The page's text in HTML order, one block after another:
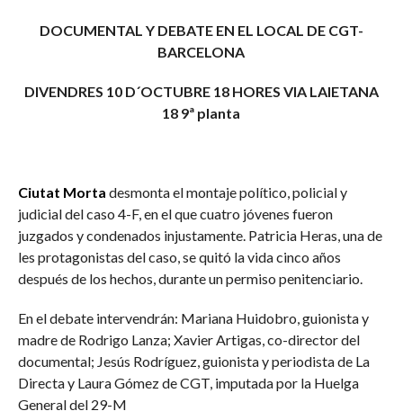
DOCUMENTAL Y DEBATE EN EL LOCAL DE CGT-
BARCELONA
DIVENDRES 10 D´OCTUBRE 18 HORES VIA LAIETANA
18 9ª planta
Ciutat Morta desmonta el montaje político, policial y
judicial del caso 4-F, en el que cuatro jóvenes fueron
juzgados y condenados injustamente. Patricia Heras, una de
les protagonistas del caso, se quitó la vida cinco años
después de los hechos, durante un permiso penitenciario.
En el debate intervendrán: Mariana Huidobro, guionista y
madre de Rodrigo Lanza; Xavier Artigas, co-director del
documental; Jesús Rodríguez, guionista y periodista de La
Directa y Laura Gómez de CGT, imputada por la Huelga
General del 29-M